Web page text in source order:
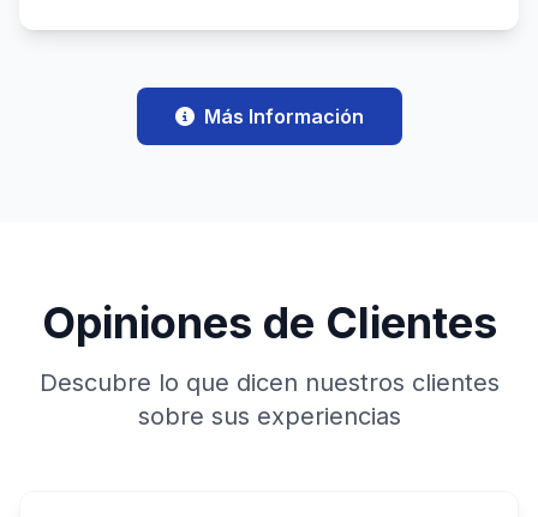
Más Información
Opiniones de Clientes
Descubre lo que dicen nuestros clientes
sobre sus experiencias